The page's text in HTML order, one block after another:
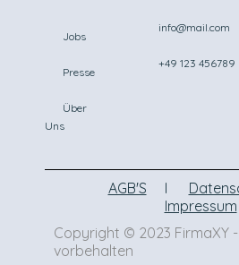
Jobs
Presse
Über
Uns
info@mail.com
+49 123 456789
AGB'S
Impressum
Copyright © 2023 FirmaXY
vorbehalten